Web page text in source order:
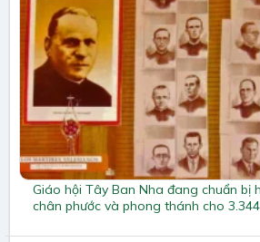
Giáo hội Tây Ban Nha đang chuẩn bị
chân phước và phong thánh cho